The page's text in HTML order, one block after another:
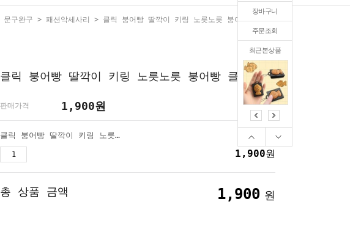
장바구니
주문조회
최근본상품
문구완구 > 패션악세사리 > 클릭 붕어빵 딸깍이 키링 노릇노릇 붕어빵 클릭커
1
클릭 붕어빵 딸깍이 키링 노릇노릇 붕어빵 클릭커
판매가격 1,900원
클릭 붕어빵 딸깍이 키링 노릇노릇 붕어빵 클릭커
1,900원
총 상품 금액 1,900 원